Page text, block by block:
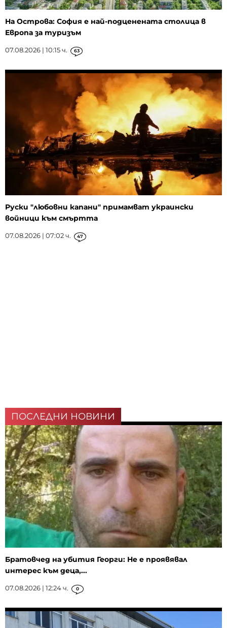
На Острова: София е най-подценената столица в
Европа за туризъм
07.08.2026 | 10:15 ч. 63
Руски "любовни капани" примамват украински
войници към смъртта
07.08.2026 | 07:02 ч. 47
ПОСЛЕДНИ НОВИНИ
Братовчед на убития Георги: Не е проявявал
интерес към деца,...
07.08.2026 | 12:24 ч. 0